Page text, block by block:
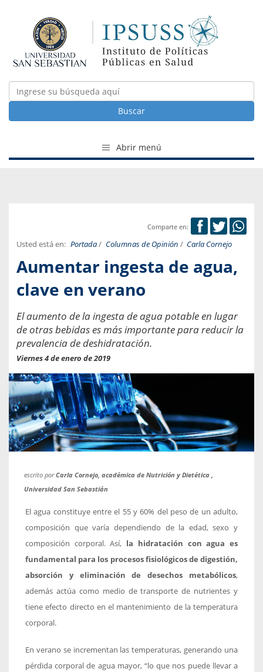
Buscar
Abrir menú
Comparte en:
Usted está en: Portada/ Columnas de Opinión / Carla Cornejo
Aumentar ingesta de agua,
clave en verano
El aumento de la ingesta de agua potable en lugar
de otras bebidas es más importante para reducir la
prevalencia de deshidratación.
Viernes 4 de enero de 2019
escrito porCarla Cornejo, académica de Nutrición y Dietética ,
Universidad San Sebastián
El agua constituye entre el 55 y 60% del peso de un adulto,
composición que varía dependiendo de la edad, sexo y
composición corporal. Así, la hidratación con agua es
fundamental para los procesos fisiológicos de digestión,
absorción y eliminación de desechos metabólicos,
además actúa como medio de transporte de nutrientes y
tiene efecto directo en el mantenimiento de la temperatura
corporal.
En verano se incrementan las temperaturas, generando una
pérdida corporal de agua mayor, “lo que nos puede llevar a